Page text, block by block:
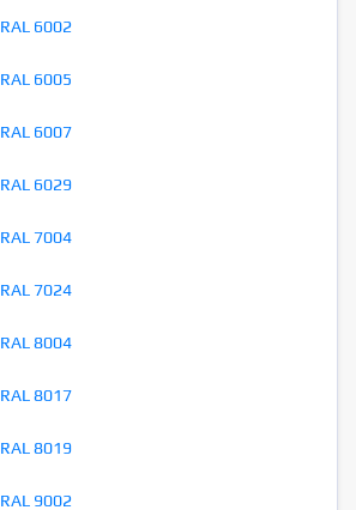
RAL 6002
RAL 6005
RAL 6007
RAL 6029
RAL 7004
RAL 7024
RAL 8004
RAL 8017
RAL 8019
RAL 9002